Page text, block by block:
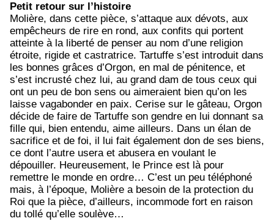
Petit retour sur l’histoire
Molière, dans cette pièce, s’attaque aux dévots, aux
empêcheurs de rire en rond, aux confits qui portent
atteinte à la liberté de penser au nom d’une religion
étroite, rigide et castratrice. Tartuffe s’est introduit dans
les bonnes grâces d’Orgon, en mal de pénitence, et
s’est incrusté chez lui, au grand dam de tous ceux qui
ont un peu de bon sens ou aimeraient bien qu’on les
laisse vagabonder en paix. Cerise sur le gâteau, Orgon
décide de faire de Tartuffe son gendre en lui donnant sa
fille qui, bien entendu, aime ailleurs. Dans un élan de
sacrifice et de foi, il lui fait également don de ses biens,
ce dont l’autre usera et abusera en voulant le
dépouiller. Heureusement, le Prince est là pour
remettre le monde en ordre… C’est un peu téléphoné
mais, à l’époque, Molière a besoin de la protection du
Roi que la pièce, d’ailleurs, incommode fort en raison
du tollé qu’elle soulève…